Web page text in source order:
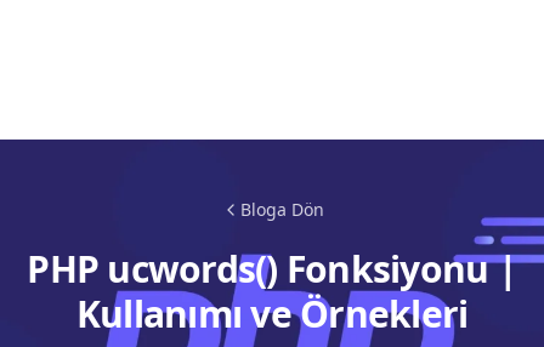
Bloga Dön
PHP ucwords() Fonksiyonu |
Kullanımı ve Örnekleri